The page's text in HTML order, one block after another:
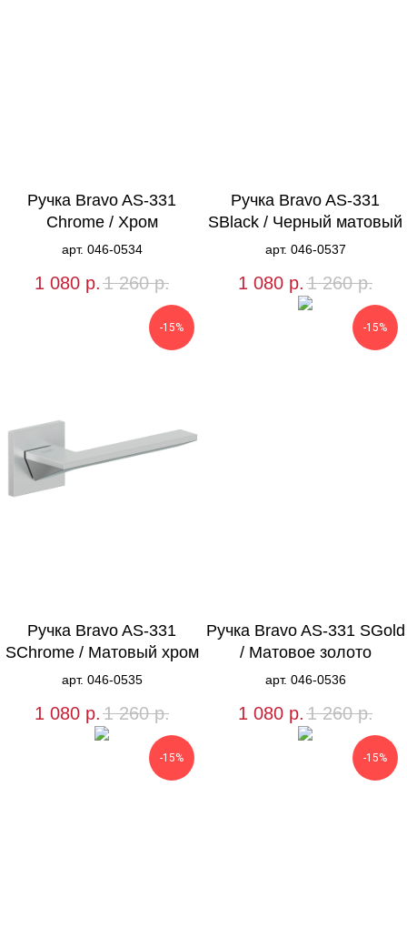
Ручка Bravo AS-331
Chrome / Хром
арт. 046-0534
1 080 р. 1 260 р.
Ручка Bravo AS-331
SBlack / Черный матовый
арт. 046-0537
1 080 р. 1 260 р.
-15%
Ручка Bravo AS-331
SChrome / Матовый хром
арт. 046-0535
1 080 р. 1 260 р.
-15%
Ручка Bravo AS-331 SGold
/ Матовое золото
арт. 046-0536
1 080 р. 1 260 р.
-15% -15%